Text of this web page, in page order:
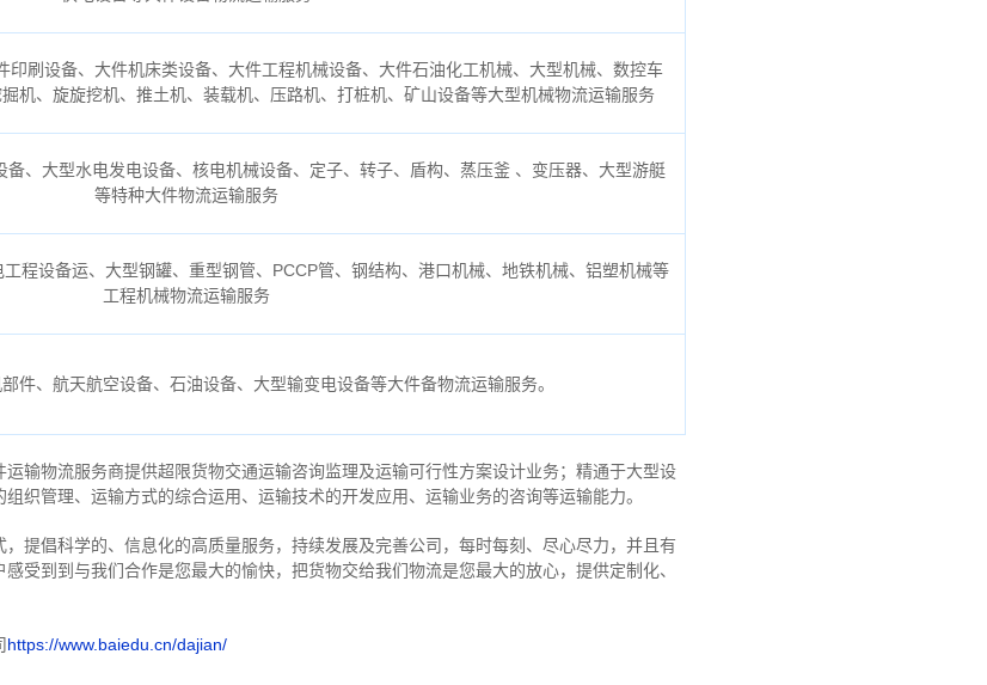
印刷设备、大件机床类设备、大件工程机械设备、大件石油化工机械、大型机械、数控车
机、旋旋挖机、推土机、装载机、压路机、打桩机、矿山设备等大型机械物流运输服务
、大型水电发电设备、核电机械设备、定子、转子、盾构、蒸压釜 、变压器、大型游艇
等特种大件物流运输服务
程设备运、大型钢罐、重型钢管、PCCP管、钢结构、港口机械、地铁机械、铝塑机械等
工程机械物流运输服务
件、航天航空设备、石油设备、大型输变电设备等大件备物流运输服务。
输物流服务商提供超限货物交通运输咨询监理及运输可行性方案设计业务；精通于大型设
织管理、运输方式的综合运用、运输技术的开发应用、运输业务的咨询等运输能力。
提倡科学的、信息化的高质量服务，持续发展及完善公司，每时每刻、尽心尽力， 并且有
感受到到与我们合作是您最大的愉快，把货物交给我们物流是您最大的放心， 提供定制化、
https://www.baiedu.cn/dajian/